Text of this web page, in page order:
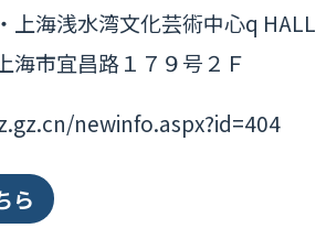
上海浅水湾文化芸術中心q HALL
海市宜昌路１７９号２Ｆ
newinfo.aspx?id=404
ら